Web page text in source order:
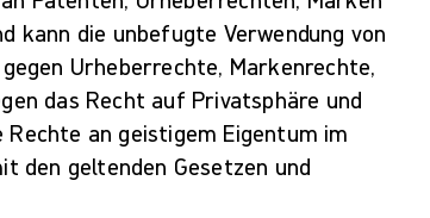
kann die unbefugte Verwendung von
Urheberrechte, Markenrechte,
das Recht auf Privatsphäre und
an geistigem Eigentum im
den geltenden Gesetzen und